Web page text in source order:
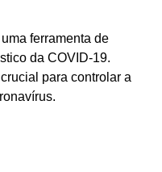
ferramenta de
da COVID-19.
para controlar a